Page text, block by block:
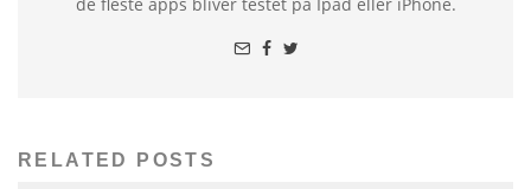
RELATED POSTS